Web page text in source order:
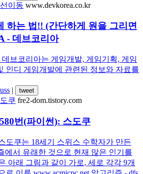
이동 www.devkorea.co.kr
하는 법!! (간단하게 원을 그리면
- 데브코리아
브코리아는 게임개발, 게임기획, 게임
인디 게임개발에 관련된 정보와 자료를
|
tweet
쿠 fre2-dom.tistory.com
번(파이썬): 스도쿠
도쿠는 18세기 스위스 수학자가 만든
에서 유래한 것으로 현재 많은 인기를
아래 그림과 같이 가로, 세로 각각 9개